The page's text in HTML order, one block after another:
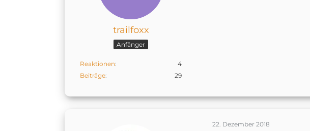
trailfoxx
Anfänger
Reaktionen
4
Beiträge
29
22. Dezember 2018